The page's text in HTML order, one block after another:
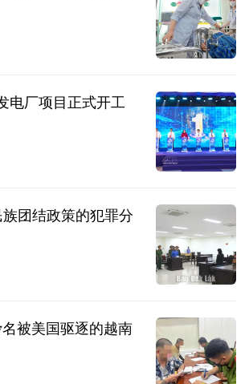
电厂项目正式开工
团结政策的犯罪分
被美国驱逐的越南